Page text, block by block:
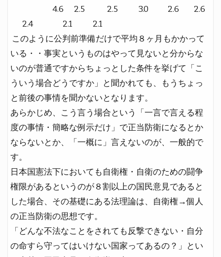
4.6 2.5 2.5 3.0 2.6 2.6
2.4 2.1 2.1
このように公判前準備だけで平均８ヶ月もかかって
いる・・事実というものはやって見ないと分からな
いのが普通ですからちょっとした条件を挙げて「こ
ういう場合どうですか」と聞かれても、もうちょっ
と前後の事情を聞かないとなります。
あらかじめ、こう言う場合という「一言で言える程
度の事情・簡略な例示だけ」で正当防衛になるとか
ならないとか、「一概に」言えないのが、一般的で
す。
日本国憲法下においても自衛権・自衛のための闘争
権限があるというのが８割以上の国民意見であると
した場合、その基礎にある法理論は、自衛権→個人
の正当防衛の思想です。
「どんな不法なことをされても反撃できない・自分
の命すら守ってはいけない国家ってあるの？」とい